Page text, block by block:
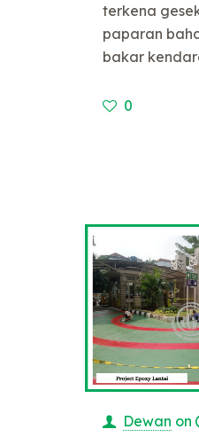
terkena
paparan
bakar
0
Dewan on